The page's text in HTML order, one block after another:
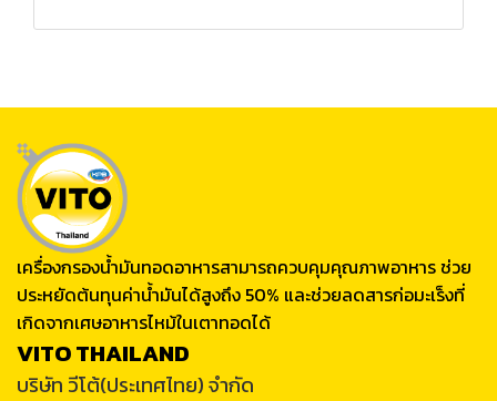
เครื่องกรองน้ำมันทอดอาหารสามารถควบคุมคุณภาพอาหาร ช่วย
ประหยัดต้นทุนค่าน้ำมันได้สูงถึง 50% และช่วยลดสารก่อมะเร็งที่
เกิดจากเศษอาหารไหม้ในเตาทอดได้
VITO THAILAND
บริษัท วีโต้(ประเทศไทย) จำกัด